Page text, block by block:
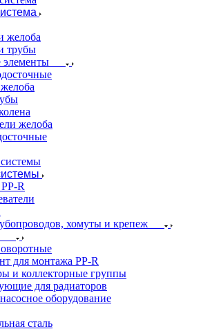
желоба
трубы
желоба
R
хомуты и крепеж
для монтажа PP-R
и коллекторные группы
для радиаторов
оборудование